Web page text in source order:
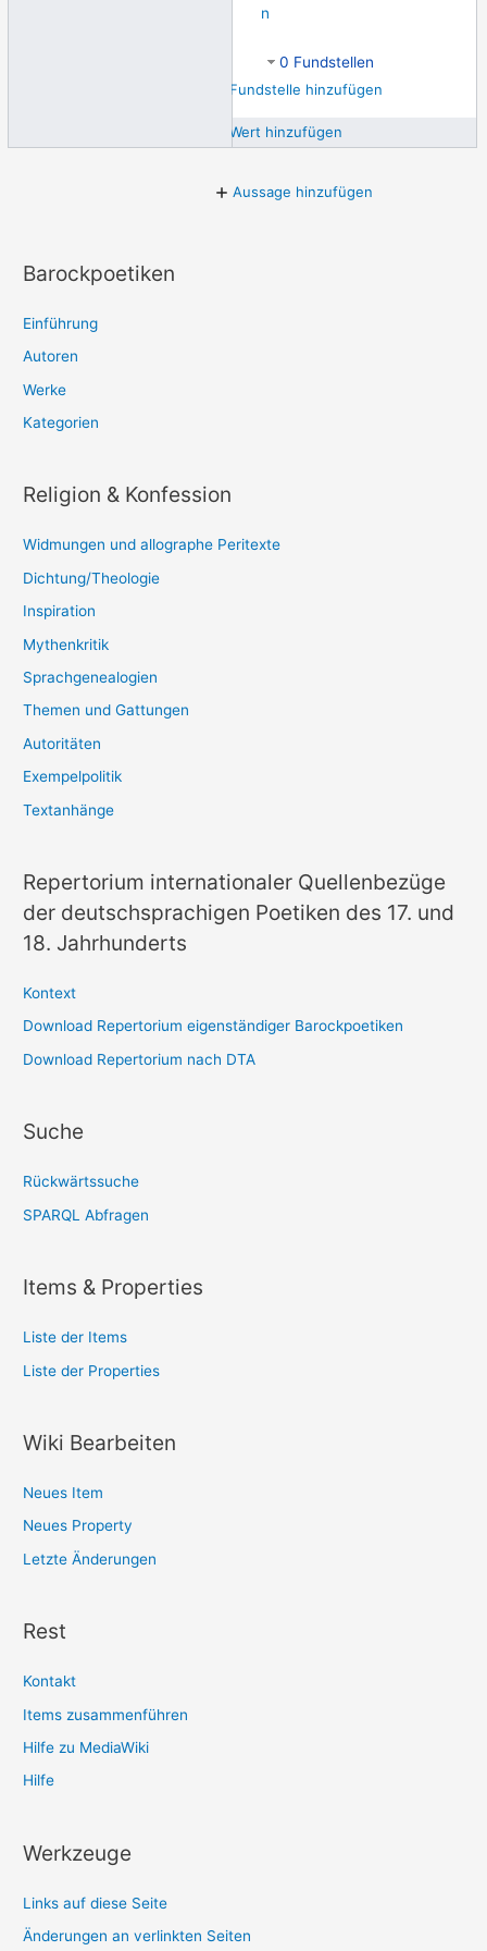
n
0 Fundstellen
Fundstelle hinzufügen
Wert hinzufügen
Aussage hinzufügen
Barockpoetiken
Einführung
Autoren
Werke
Kategorien
Religion & Konfession
Widmungen und allographe Peritexte
Dichtung/Theologie
Inspiration
Mythenkritik
Sprachgenealogien
Themen und Gattungen
Autoritäten
Exempelpolitik
Textanhänge
Repertorium internationaler Quellenbezüge
der deutschsprachigen Poetiken des 17. und
18. Jahrhunderts
Kontext
Download Repertorium eigenständiger Barockpoetiken
Download Repertorium nach DTA
Suche
Rückwärtssuche
SPARQL Abfragen
Items & Properties
Liste der Items
Liste der Properties
Wiki Bearbeiten
Neues Item
Neues Property
Letzte Änderungen
Rest
Kontakt
Items zusammenführen
Hilfe zu MediaWiki
Hilfe
Werkzeuge
Links auf diese Seite
Änderungen an verlinkten Seiten